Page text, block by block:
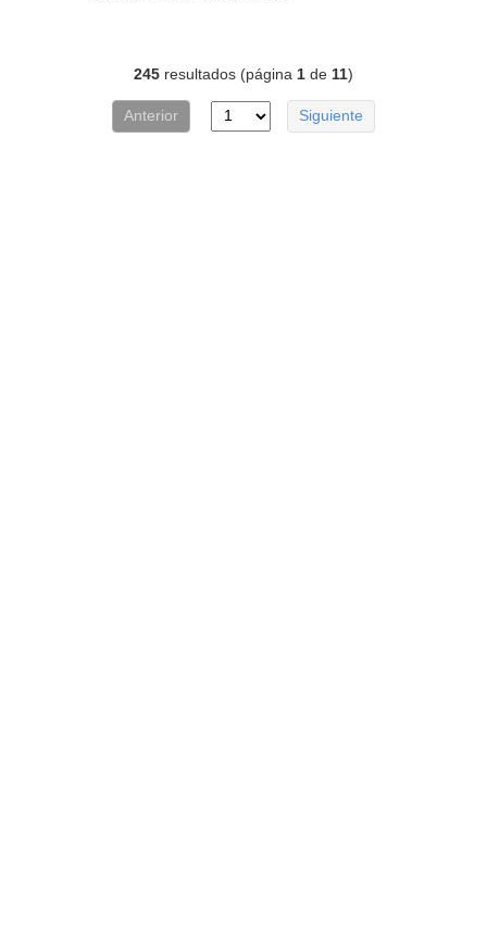
245resultados (página 1de 11)
Anterior Siguiente